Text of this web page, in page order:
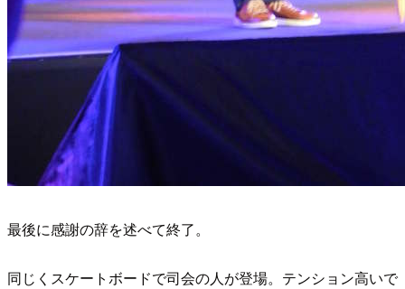
最後に感謝の辞を述べて終了。
同じくスケートボードで司会の人が登場。テンション高いで